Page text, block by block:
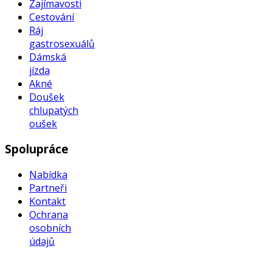
Zajímavosti
Cestování
Ráj
gastrosexuálů
Dámská
jízda
Akné
Doušek
chlupatých
oušek
Spolupráce
Nabídka
Partneři
Kontakt
Ochrana
osobních
údajů